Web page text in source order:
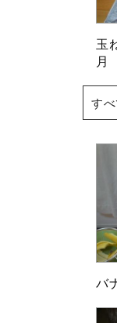
玉
月
す
バ